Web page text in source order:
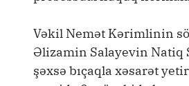
Vəkil Nemət Kərimlinin
Əlizamin Salayevin Natiq
şəxsə bıçaqla xəsarət